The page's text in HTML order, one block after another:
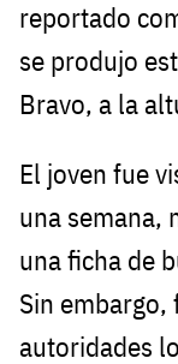
reportado
se produjo
Bravo, a la
El joven fue
una semana,
una ficha de
Sin embargo,
autoridades